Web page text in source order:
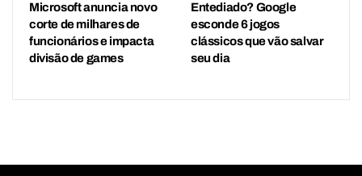
Microsoft anuncia novo
corte de milhares de
funcionários e impacta
divisão de games
Entediado? Google
esconde 6 jogos
clássicos que vão salvar
seu dia